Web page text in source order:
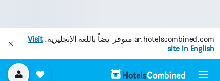
ar.hotelscombined.com متوفر أيضاً باللغة الإنجليزية.Visit
site in English